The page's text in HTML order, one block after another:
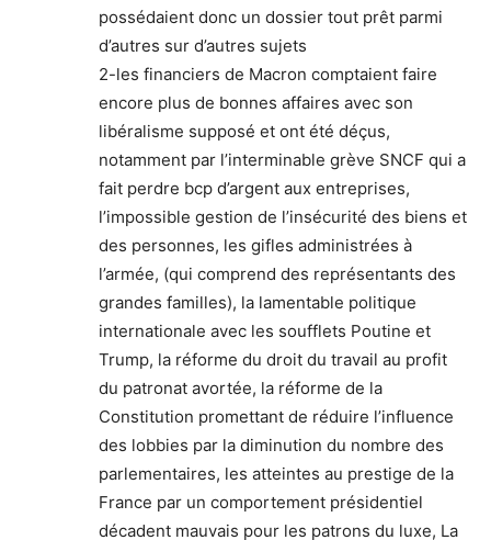
possédaient donc un dossier tout prêt parmi
d’autres sur d’autres sujets
2-les financiers de Macron comptaient faire
encore plus de bonnes affaires avec son
libéralisme supposé et ont été déçus,
notamment par l’interminable grève SNCF qui a
fait perdre bcp d’argent aux entreprises,
l’impossible gestion de l’insécurité des biens et
des personnes, les gifles administrées à
l’armée, (qui comprend des représentants des
grandes familles), la lamentable politique
internationale avec les soufflets Poutine et
Trump, la réforme du droit du travail au profit
du patronat avortée, la réforme de la
Constitution promettant de réduire l’influence
des lobbies par la diminution du nombre des
parlementaires, les atteintes au prestige de la
France par un comportement présidentiel
décadent mauvais pour les patrons du luxe, La